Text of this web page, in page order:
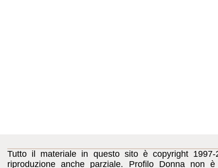
Tutto il materiale in questo sito è copyright
riproduzione anche parziale. Profilo Donna